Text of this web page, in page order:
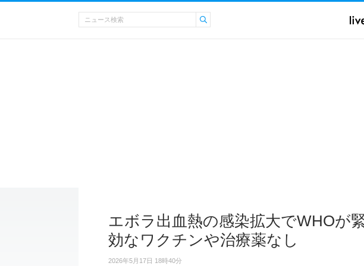
エボラ出血熱の感染拡大でWHOが
効なワクチンや治療薬なし
2026年5月17日 18時40分